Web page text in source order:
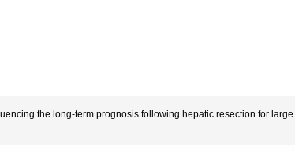
the long-term prognosis following hepatic resection for